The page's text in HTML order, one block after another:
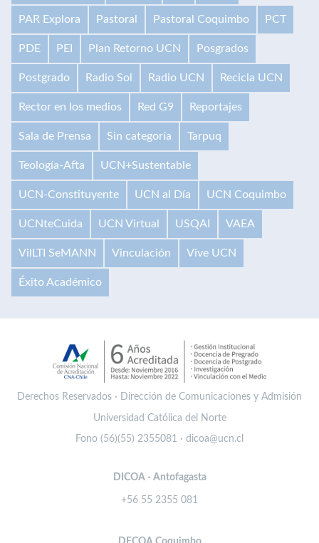
PAR Explora Pastoral Pastoral Coquimbo PCT
PDE PEI Plan Retorno UCN Posgrados
Postgrado Radio Sol Radio UCN Recicla UCN
Rector en los medios Red G9 Reportajes
Sala de Prensa Sin categoría Tarpuq
Teología-Afta UCN+Sustentable
UCN-Constituyente UCN al Día UCN Coquimbo
UCNteCuida UCN Virtual USQAI VAEA
VilLTI SeMANN Vinculación Vive UCN
Éxito Académico
Derechos Reservados · Dirección de Comunicaciones y Admisión
Universidad Católica del Norte
Fono (56)(55) 2355081 · dicoa@ucn.cl
DICOA - Antofagasta
+56 55 2355 081